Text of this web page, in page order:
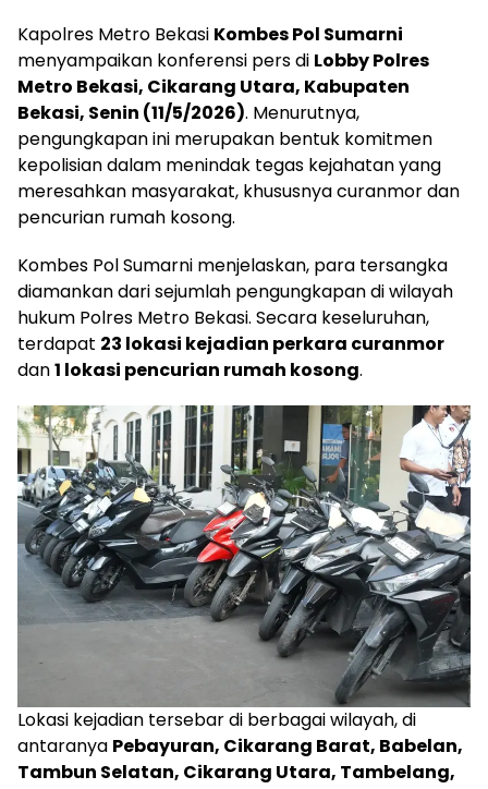
Kapolres Metro Bekasi Kombes Pol Sumarni
menyampaikan konferensi pers di Lobby Polres
Metro Bekasi, Cikarang Utara, Kabupaten
Bekasi, Senin (11/5/2026). Menurutnya,
pengungkapan ini merupakan bentuk komitmen
kepolisian dalam menindak tegas kejahatan yang
meresahkan masyarakat, khususnya curanmor dan
pencurian rumah kosong.
Kombes Pol Sumarni menjelaskan, para tersangka
diamankan dari sejumlah pengungkapan di wilayah
hukum Polres Metro Bekasi. Secara keseluruhan,
terdapat 23 lokasi kejadian perkara curanmor
dan1 lokasi pencurian rumah kosong.
Lokasi kejadian tersebar di berbagai wilayah, di
antaranya Pebayuran, Cikarang Barat, Babelan,
Tambun Selatan, Cikarang Utara, Tambelang,